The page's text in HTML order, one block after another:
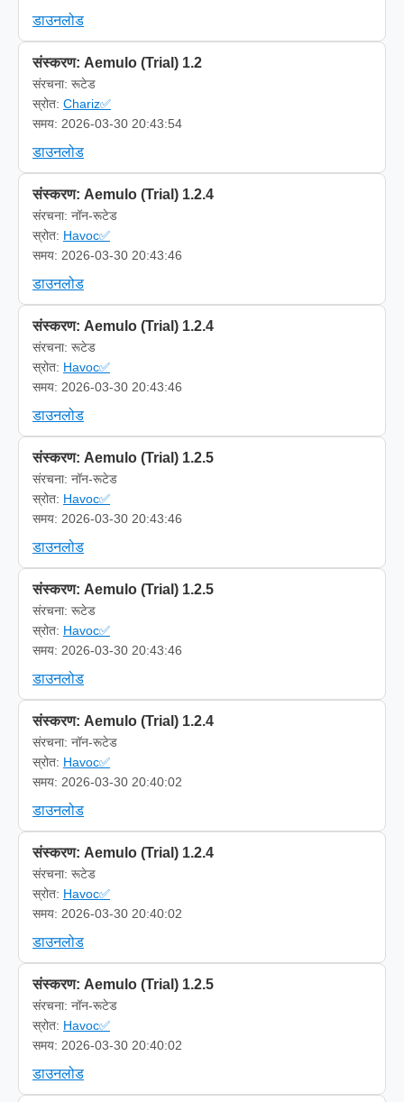
डाउनलोड
संस्करण: Aemulo (Trial) 1.2
संरचना: रूटेड
स्रोत: Chariz✅
समय: 2026-03-30 20:43:54
डाउनलोड
संस्करण: Aemulo (Trial) 1.2.4
संरचना: नॉन-रूटेड
स्रोत: Havoc✅
समय: 2026-03-30 20:43:46
डाउनलोड
संस्करण: Aemulo (Trial) 1.2.4
संरचना: रूटेड
स्रोत: Havoc✅
समय: 2026-03-30 20:43:46
डाउनलोड
संस्करण: Aemulo (Trial) 1.2.5
संरचना: नॉन-रूटेड
स्रोत: Havoc✅
समय: 2026-03-30 20:43:46
डाउनलोड
संस्करण: Aemulo (Trial) 1.2.5
संरचना: रूटेड
स्रोत: Havoc✅
समय: 2026-03-30 20:43:46
डाउनलोड
संस्करण: Aemulo (Trial) 1.2.4
संरचना: नॉन-रूटेड
स्रोत: Havoc✅
समय: 2026-03-30 20:40:02
डाउनलोड
संस्करण: Aemulo (Trial) 1.2.4
संरचना: रूटेड
स्रोत: Havoc✅
समय: 2026-03-30 20:40:02
डाउनलोड
संस्करण: Aemulo (Trial) 1.2.5
संरचना: नॉन-रूटेड
स्रोत: Havoc✅
समय: 2026-03-30 20:40:02
डाउनलोड